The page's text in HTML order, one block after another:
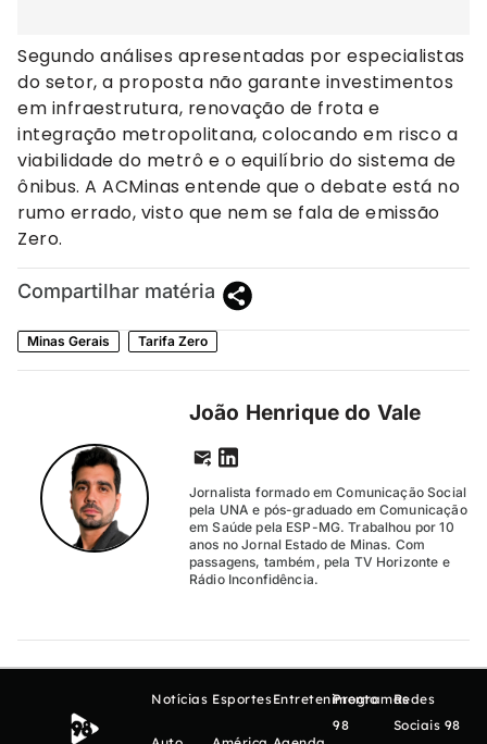
Segundo análises apresentadas por especialistas
do setor, a proposta não garante investimentos
em infraestrutura, renovação de frota e
integração metropolitana, colocando em risco a
viabilidade do metrô e o equilíbrio do sistema de
ônibus. A ACMinas entende que o debate está no
rumo errado, visto que nem se fala de emissão
Zero.
Compartilhar matéria
Minas Gerais Tarifa Zero
João Henrique do Vale
Jornalista formado em Comunicação Social
pela UNA e pós-graduado em Comunicação
em Saúde pela ESP-MG. Trabalhou por 10
anos no Jornal Estado de Minas. Com
passagens, também, pela TV Horizonte e
Rádio Inconfidência.
Notícias EsportesEntretenimento
Programas
98
Redes
Sociais 98